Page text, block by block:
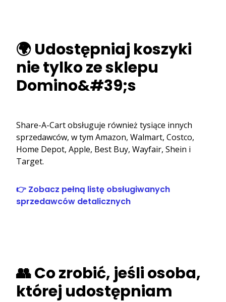
🌍 Udostępniaj koszyki
nie tylko ze sklepu
Domino&#39;s
Share-A-Cart obsługuje również tysiące innych
sprzedawców, w tym Amazon, Walmart, Costco,
Home Depot, Apple, Best Buy, Wayfair, Shein i
Target.
👉 Zobacz pełną listę obsługiwanych
sprzedawców detalicznych
👥 Co zrobić, jeśli osoba,
której udostępniam